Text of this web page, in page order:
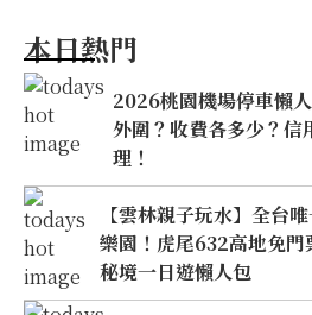
本日熱門
2026桃園機場停車懶
外圍？收費各多少？信
理！
【雲林親子玩水】全台
樂園！虎尾632高地免
秘境一日遊懶人包